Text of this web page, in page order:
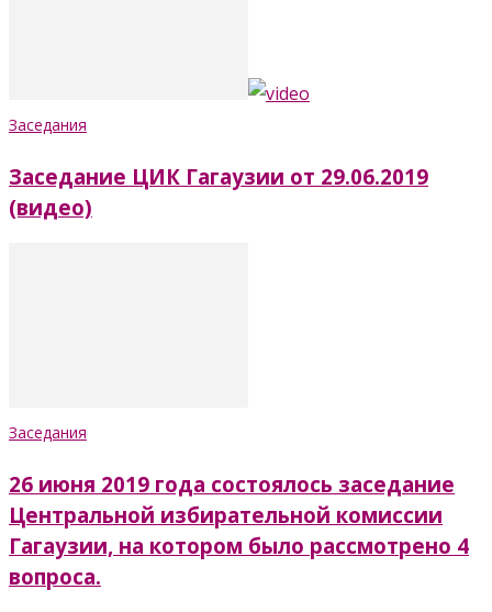
Заседания
Заседание ЦИК Гагаузии от 29.06.2019
(видео)
Заседания
26 июня 2019 года состоялось заседание
Центральной избирательной комиссии
Гагаузии, на котором было рассмотрено 4
вопроса.